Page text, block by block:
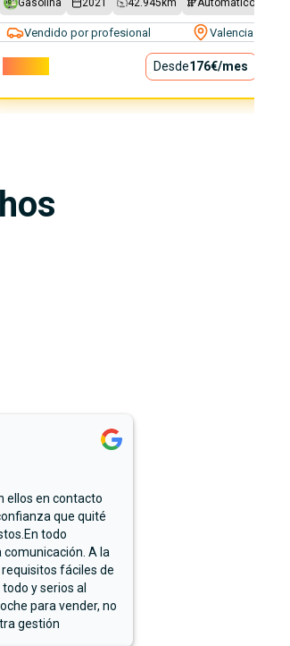
Vendido por profesional Valencia
Desde176€/mes
ellos en contacto
que quité
todo
A la
fáciles de
y serios al
para vender, no
gestión